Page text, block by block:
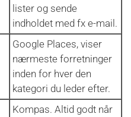
lister og sende
indholdet med fx e-mail.
Google Places, viser
nærmeste forretninger
inden for hver den
kategori du leder efter.
Kompas. Altid godt når